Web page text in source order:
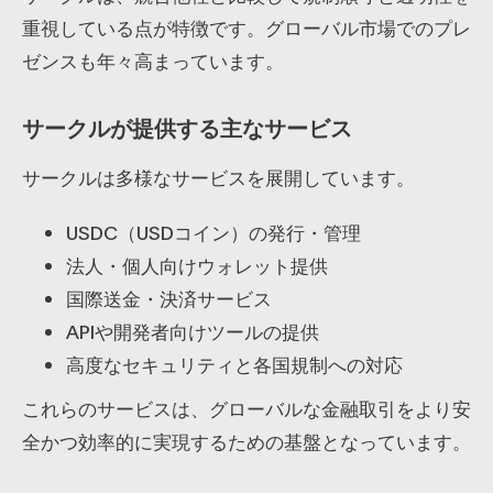
重視している点が特徴です。グローバル市場でのプレ
ゼンスも年々高まっています。
サークルが提供する主なサービス
サークルは多様なサービスを展開しています。
USDC（USDコイン）の発行・管理
法人・個人向けウォレット提供
国際送金・決済サービス
APIや開発者向けツールの提供
高度なセキュリティと各国規制への対応
これらのサービスは、グローバルな金融取引をより安
全かつ効率的に実現するための基盤となっています。